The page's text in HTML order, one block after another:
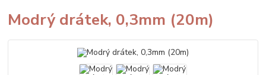
Modrý drátek, 0,3mm (20m)